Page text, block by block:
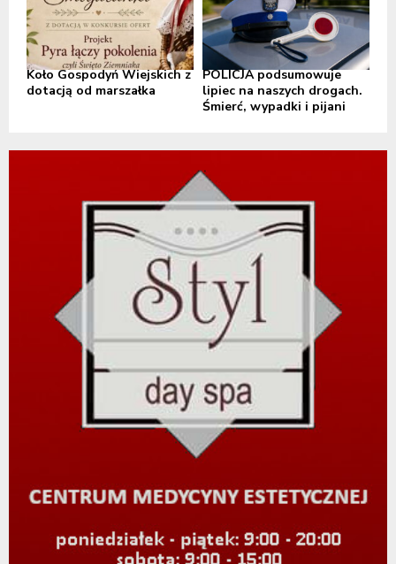
Koło Gospodyń Wiejskich z
dotacją od marszałka
POLICJA podsumowuje
lipiec na naszych drogach.
Śmierć, wypadki i pijani